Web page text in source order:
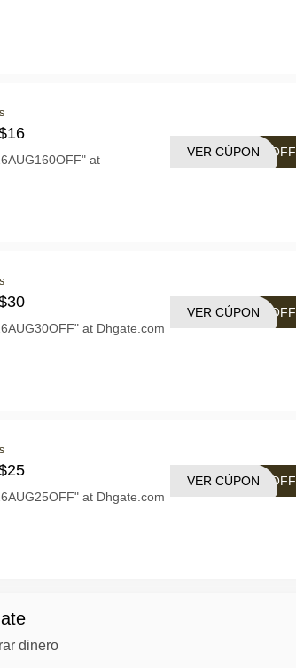
at
6OFF
VER CÚPON
at Dhgate.com
0OFF
VER CÚPON
at Dhgate.com
5OFF
VER CÚPON
dinero